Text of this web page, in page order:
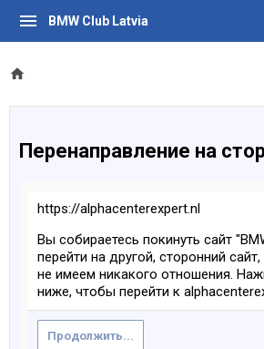
BMW Club Latvia
Перенаправление на
https://alphacenterexpert.nl
Вы собираетесь покинуть сайт
перейти на другой, сторонний
не имеем никакого отношения.
ниже, чтобы перейти к
Продолжить...